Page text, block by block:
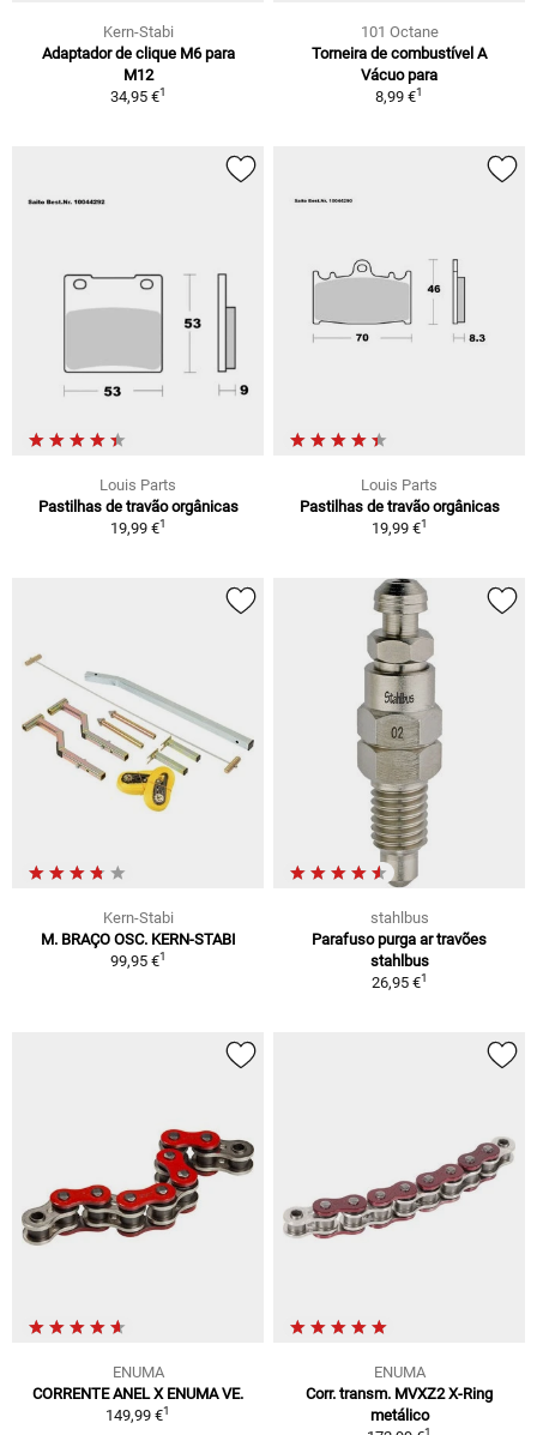
Kern-Stabi
Adaptador de clique M6 para
M12
34,95 €1
101 Octane
Torneira de combustível A
Vácuo para
8,99 €1
Louis Parts
Pastilhas de travão orgânicas
19,99 €1
Louis Parts
Pastilhas de travão orgânicas
19,99 €1
Kern-Stabi
M. BRAÇO OSC. KERN-STABI
99,95 €1
stahlbus
Parafuso purga ar travões
stahlbus
26,95 €1
ENUMA
CORRENTE ANEL X ENUMA VE.
149,99 €1
ENUMA
Corr. transm. MVXZ2 X-Ring
metálico
1